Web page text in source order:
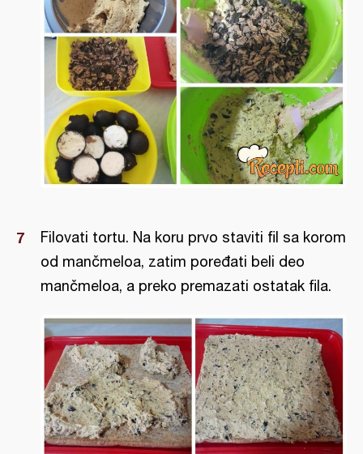
Filovati tortu. Na koru prvo staviti fil sa korom
od mančmeloa, zatim poređati beli deo
mančmeloa, a preko premazati ostatak fila.